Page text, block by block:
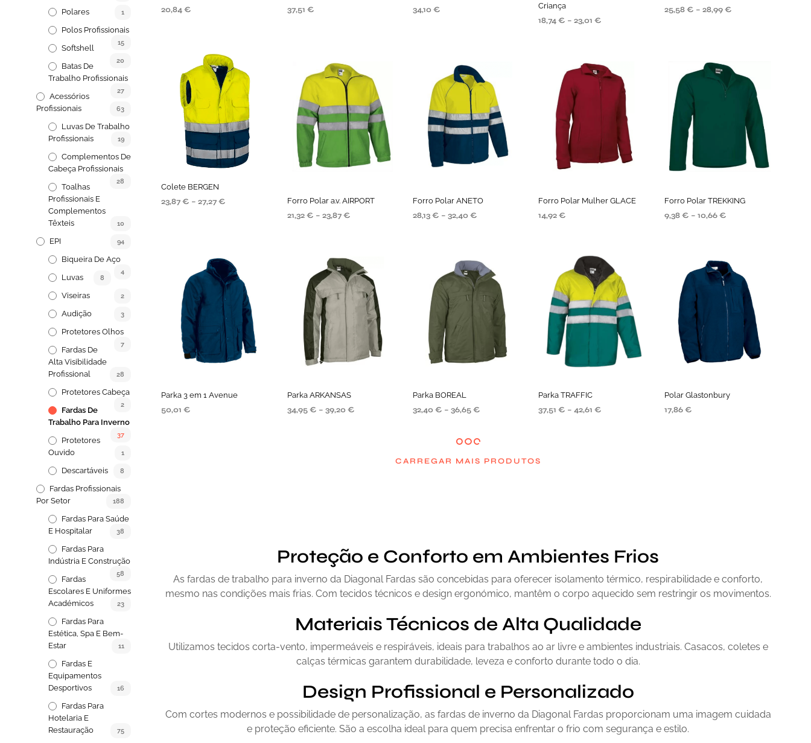
Polares 1
Polos Profissionais
15
Softshell
20
Batas De
Trabalho Profissionais
27
Acessórios
Profissionais
63
Luvas De Trabalho
Profissionais
19
Complementos De
Cabeça Profissionais
28
Toalhas
Profissionais E
Complementos
Têxteis
10
EPI 94
Biqueira De Aço
4
Luvas 8
Viseiras 2
Audição 3
Protetores Olhos
7
Fardas De
Alta Visibilidade
Profissional
28
Protetores Cabeça
2
Fardas De
Trabalho Para Inverno
37
Protetores
Ouvido
1
Descartáveis 8
Fardas Profissionais
Por Setor
188
Fardas Para Saúde
E Hospitalar
38
Fardas Para
Indústria E Construção
58
Fardas
Escolares E Uniformes
Académicos
23
Fardas Para
Estética, Spa E Bem-
Estar
11
Fardas E
Equipamentos
Desportivos
16
Fardas Para
Hotelaria E
Restauração
75
20,84€
37,51 €
34,10 €
Criança
18,74€ – 23,01€
25,58€ – 28,99€
Colete BERGEN
23,87€ – 27,27€
Forro Polar a.v. AIRPORT
21,32€ – 23,87€
Forro Polar ANETO
28,13€ – 32,40 €
Forro Polar Mulher GLACE
14,92€
Forro Polar TREKKING
9,38€ – 10,66€
Parka 3 em 1 Avenue
50,01€
Parka ARKANSAS
34,95€ – 39,20 €
Parka BOREAL
32,40 € – 36,65€
Parka TRAFFIC
37,51€ – 42,61€
Polar Glastonbury
17,86€
CARREGAR MAIS PRODUTOS
Proteção e Conforto em Ambientes Frios
As fardas de trabalho para inverno da Diagonal Fardas são concebidas para oferecer isolamento térmico, respirabilidade e conforto,
mesmo nas condições mais frias. Com tecidos técnicos e design ergonómico, mantêm o corpo aquecido sem restringir os movimentos.
Materiais Técnicos de Alta Qualidade
Utilizamos tecidos corta-vento, impermeáveis e respiráveis, ideais para trabalhos ao ar livre e ambientes industriais. Casacos, coletes e
calças térmicas garantem durabilidade, leveza e conforto durante todo o dia.
Design Profissional e Personalizado
Com cortes modernos e possibilidade de personalização, as fardas de inverno da Diagonal Fardas proporcionam uma imagem cuidada
e proteção eficiente. São a escolha ideal para quem precisa enfrentar o frio com segurança e estilo.